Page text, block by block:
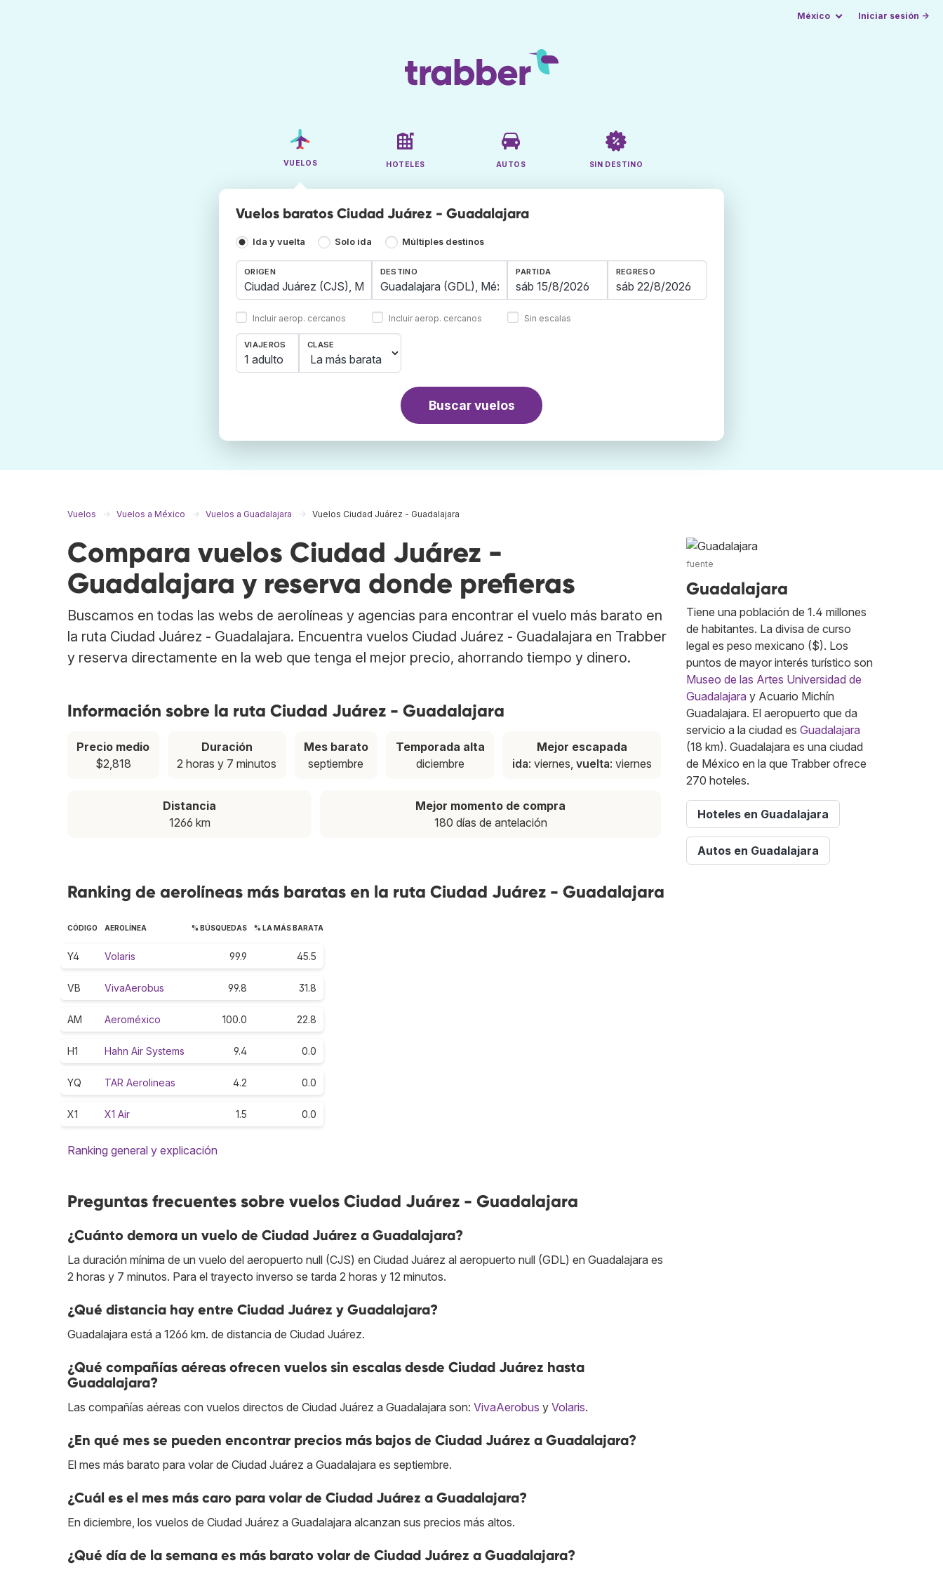
México Iniciar sesión →
VUELOS HOTELES AUTOS SIN DESTINO
Vuelos baratos Ciudad Juárez - Guadalajara
Ida y vuelta Solo ida Múltiples destinos
ORIGEN
Incluir aerop. cercanos
DESTINO
Incluir aerop. cercanos
PARTIDA REGRESO
Sin escalas
VIAJEROS
1 adulto
CLASE
Buscar vuelos
Vuelos Vuelos a México Vuelos a Guadalajara Vuelos Ciudad Juárez - Guadalajara
Compara vuelos Ciudad Juárez -
Guadalajara y reserva donde prefieras
Buscamos en todas las webs de aerolíneas y agencias para encontrar el vuelo más barato en
la ruta Ciudad Juárez - Guadalajara. Encuentra vuelos Ciudad Juárez - Guadalajara en Trabber
y reserva directamente en la web que tenga el mejor precio, ahorrando tiempo y dinero.
Información sobre la ruta Ciudad Juárez - Guadalajara
Precio medio
$2,818
Duración
2 horas y 7 minutos
Mes barato
septiembre
Temporada alta
diciembre
Mejor escapada
ida: viernes, vuelta: viernes
Distancia
1266 km
Mejor momento de compra
180 días de antelación
Ranking de aerolíneas más baratas en la ruta Ciudad Juárez - Guadalajara
CÓDIGO AEROLÍNEA % BÚSQUEDAS % LA MÁS BARATA
Y4 Volaris 99.9 45.5
VB VivaAerobus 99.8 31.8
AM Aeroméxico 100.0 22.8
H1 Hahn Air Systems 9.4 0.0
YQ TAR Aerolineas 4.2 0.0
X1 X1 Air 1.5 0.0
Ranking general y explicación
Preguntas frecuentes sobre vuelos Ciudad Juárez - Guadalajara
¿Cuánto demora un vuelo de Ciudad Juárez a Guadalajara?
La duración mínima de un vuelo del aeropuerto null (CJS) en Ciudad Juárez al aeropuerto null (GDL) en Guadalajara es
2 horas y 7 minutos. Para el trayecto inverso se tarda 2 horas y 12 minutos.
¿Qué distancia hay entre Ciudad Juárez y Guadalajara?
Guadalajara está a 1266 km. de distancia de Ciudad Juárez.
¿Qué compañías aéreas ofrecen vuelos sin escalas desde Ciudad Juárez hasta
Guadalajara?
Las compañías aéreas con vuelos directos de Ciudad Juárez a Guadalajara son: VivaAerobus y Volaris.
¿En qué mes se pueden encontrar precios más bajos de Ciudad Juárez a Guadalajara?
El mes más barato para volar de Ciudad Juárez a Guadalajara es septiembre.
¿Cuál es el mes más caro para volar de Ciudad Juárez a Guadalajara?
En diciembre, los vuelos de Ciudad Juárez a Guadalajara alcanzan sus precios más altos.
¿Qué día de la semana es más barato volar de Ciudad Juárez a Guadalajara?
fuente
Guadalajara
Tiene una población de 1.4 millones
de habitantes. La divisa de curso
legal es peso mexicano ($). Los
puntos de mayor interés turístico son
Museo de las Artes Universidad de
Guadalajara y Acuario Michín
Guadalajara. El aeropuerto que da
servicio a la ciudad es Guadalajara
(18 km). Guadalajara es una ciudad
de México en la que Trabber ofrece
270 hoteles.
Hoteles en Guadalajara
Autos en Guadalajara